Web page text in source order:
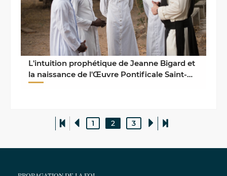
L'intuition prophétique de Jeanne Bigard et
la naissance de l'Œuvre Pontificale Saint-
Pierre-Apôtre
1 2 3